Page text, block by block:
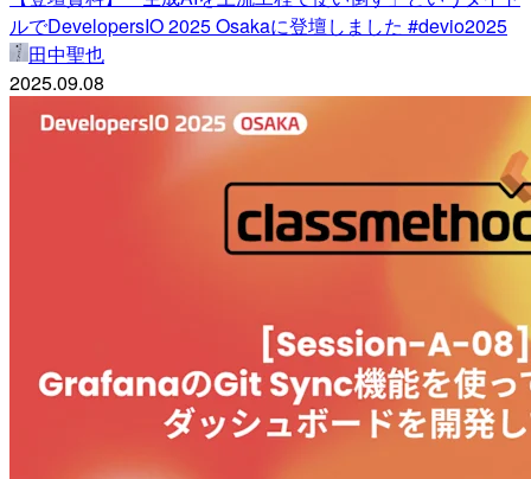
ルでDevelopersIO 2025 Osakaに登壇しました #devio2025
田中聖也
2025.09.08